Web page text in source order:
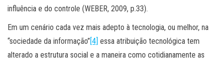
influência e do controle (WEBER, 2009, p.33).
Em um cenário cada vez mais adepto à tecnologia, ou melhor, na
“sociedade da informação”[4] essa atribuição tecnológica tem
alterado a estrutura social e a maneira como cotidianamente as